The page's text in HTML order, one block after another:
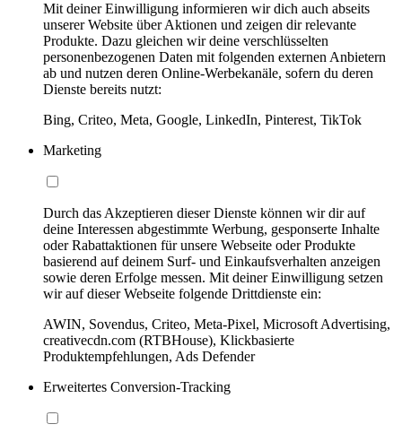
Mit deiner Einwilligung informieren wir dich auch abseits
unserer Website über Aktionen und zeigen dir relevante
Produkte. Dazu gleichen wir deine verschlüsselten
personenbezogenen Daten mit folgenden externen Anbietern
ab und nutzen deren Online-Werbekanäle, sofern du deren
Dienste bereits nutzt:
Bing, Criteo, Meta, Google, LinkedIn, Pinterest, TikTok
Marketing
Durch das Akzeptieren dieser Dienste können wir dir auf
deine Interessen abgestimmte Werbung, gesponserte Inhalte
oder Rabattaktionen für unsere Webseite oder Produkte
basierend auf deinem Surf- und Einkaufsverhalten anzeigen
sowie deren Erfolge messen. Mit deiner Einwilligung setzen
wir auf dieser Webseite folgende Drittdienste ein:
AWIN, Sovendus, Criteo, Meta-Pixel, Microsoft Advertising,
creativecdn.com (RTBHouse), Klickbasierte
Produktempfehlungen, Ads Defender
Erweitertes Conversion-Tracking